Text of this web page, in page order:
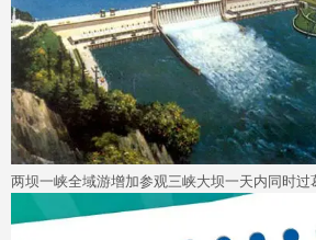
两坝一峡全域游增加参观三峡大坝一天内同时过